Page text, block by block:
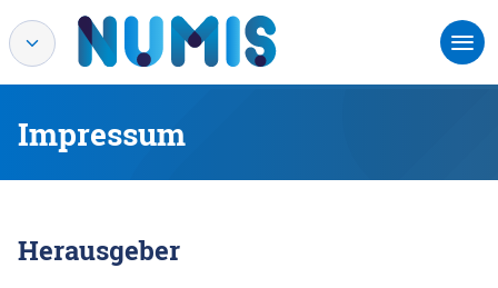
Impressum
Herausgeber